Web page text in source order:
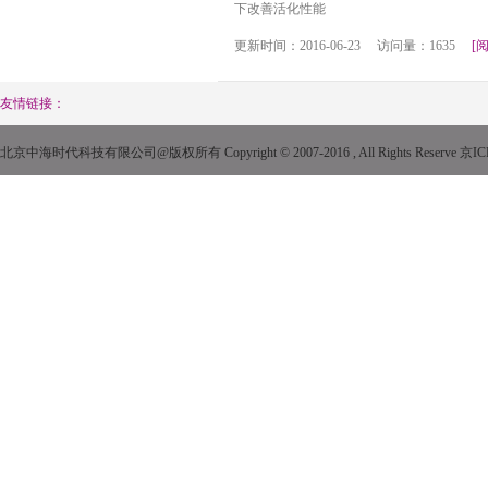
下改善活化性能
更新时间：2016-06-23 访问量：1635 [
友情链接：
北京中海时代科技有限公司@版权所有 Copyright © 2007-2016 , All Rights Reserve 京